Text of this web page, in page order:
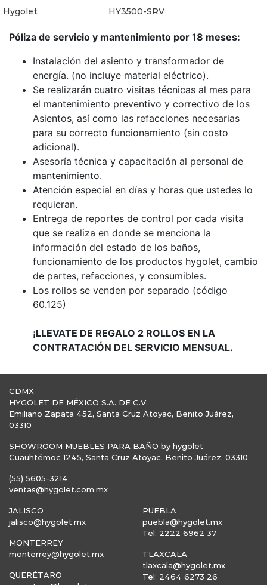
Hygolet
HY3500-SRV
Póliza de servicio y mantenimiento por 18 meses:
Instalación del asiento y transformador de
energía. (no incluye material eléctrico).
Se realizarán cuatro visitas técnicas al mes para
el mantenimiento preventivo y correctivo de los
Asientos, así como las refacciones necesarias
para su correcto funcionamiento (sin costo
adicional).
Asesoría técnica y capacitación al personal de
mantenimiento.
Atención especial en días y horas que ustedes lo
requieran.
Entrega de reportes de control por cada visita
que se realiza en donde se menciona la
información del estado de los baños,
funcionamiento de los productos hygolet, cambio
de partes, refacciones, y consumibles.
Los rollos se venden por separado (código
60.125)
¡LLEVATE DE REGALO 2 ROLLOS EN LA
CONTRATACIÓN DEL SERVICIO MENSUAL.
CDMX
HYGOLET DE MÉXICO S.A. DE C.V.
Emiliano Zapata 452, Santa Cruz Atoyac, Benito Juárez,
03310
SHOWROOM MUEBLES PARA BAÑO by hygolet
Cuauhtémoc 1245, Santa Cruz Atoyac, Benito Juárez, 03310
(55) 5605-3214
ventas@hygolet.com.mx
JALISCO
jalisco@hygolet.mx
MONTERREY
monterrey@hygolet.mx
QUERÉTARO
PUEBLA
puebla@hygolet.mx
Tel: 2222 6962 37
TLAXCALA
tlaxcala@hygolet.mx
Tel: 2464 6273 26